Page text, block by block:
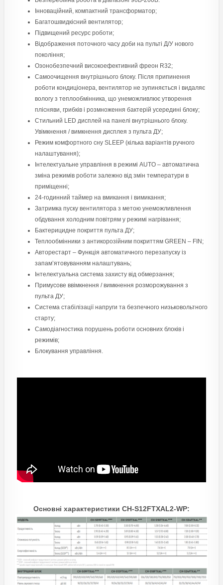
Інноваційний, компактний трансформатор;
Багатошвидкісний вентилятор;
Підвищений ресурс роботи;
Відображення поточного часу доби на пульті Д/У нового
покоління;
Озонобезпечний високоефективний фреон R32;
Самоочищення внутрішнього блоку. Після припинення
роботи кондиціонера, вентилятор не зупиняється і видаляє
вологу з теплообмінника, що унеможливлює утворення
плісняви, грибків і розмноження бактерій усередині блоку;
Стильний LED дисплей на панелі внутрішнього блоку.
Увімкнення / вимкнення дисплея з пульта ДУ;
Режим комфортного сну SLЕЕР (кілька варіантів ручного
налаштування);
Інтелектуальне управління в режимі AUTO – автоматична
зміна режимів роботи залежно від змін температури в
приміщенні;
24-годинний таймер на вмикання і вимикання;
Затримка пуску вентилятора з метою унеможливлення
обдування холодним повітрям у режимі нагрівання;
Бактерицидне покриття пульта ДУ;
Теплообмінники з антикорозійним покриттям GREEN – FIN;
Авторестарт – Функція автоматичного перезапуску із
запам’ятовуванням налаштувань;
Інтелектуальна система захисту від обмерзання;
Примусове ввімкнення / вимкнення розморожування з
пульта ДУ;
Система стабілізації напруги та безпечного низьковольтного
старту;
Самодіагностика порушень роботи основних блоків і
режимів;
Блокування управління.
Основні характеристики CH-S12FTXAL2-WP: